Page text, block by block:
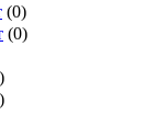
(0)
(0)
)
)